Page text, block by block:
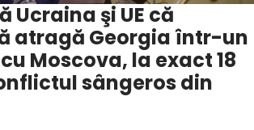
Ucraina şi UE că
atragă Georgia într-un
Moscova, la exact 18
sângeros din